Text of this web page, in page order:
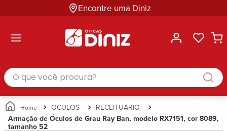
Encontre uma Diniz
Masculino
Feminino
Infantil
Unissex
Busque
Por
Categorias
Masculino
Feminino
Infantil
Unissex
Busque
Correntes
para
Óculos
Estojos
para
Busque
Ray-
Ban
Prada
Categoria
Armações
de Óculos
Óculos
de Sol
Corrente
O que você procura?
OCULOS
RECEITUARIO
Armação de Óculos de Grau Ray Ban, modelo RX7151, cor 8089,
tamanho 52